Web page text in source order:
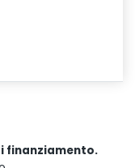
finanziamento.